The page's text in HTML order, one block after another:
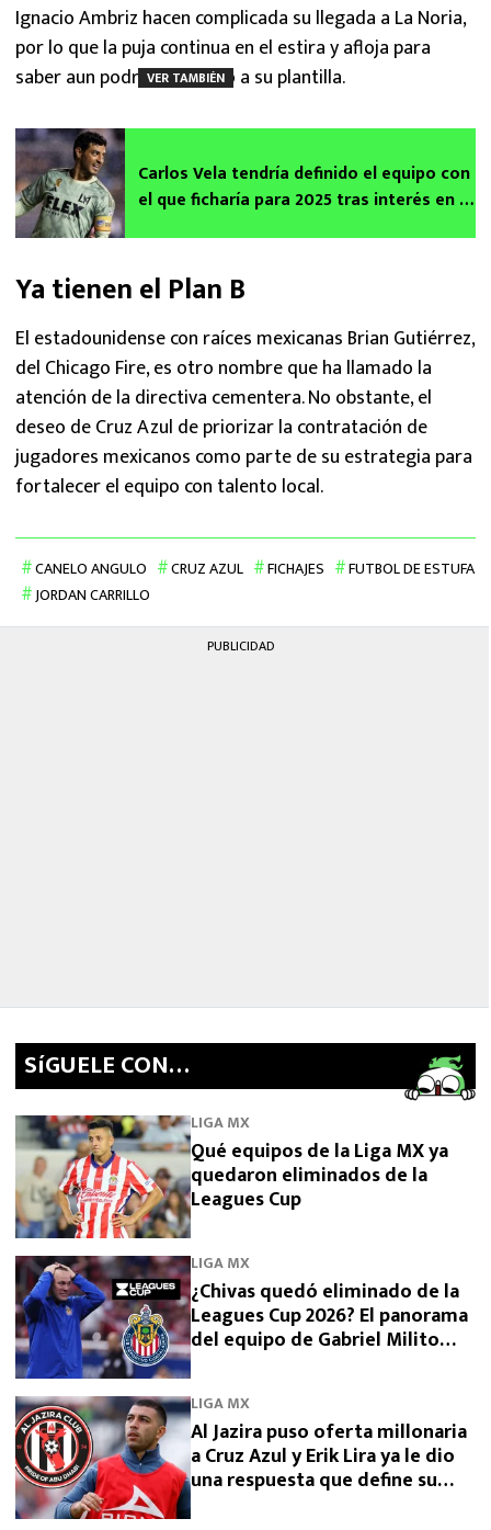
Ignacio Ambriz hacen complicada su llegada a La Noria,
por lo que la puja continua en el estira y afloja para
saber aun podrían sumarlo a su plantilla.
VER TAMBIÉN
Carlos Vela tendría definido el equipo con
el que ficharía para 2025 tras interés en la
Ya tienen el Plan B
El estadounidense con raíces mexicanas Brian Gutiérrez,
del Chicago Fire, es otro nombre que ha llamado la
atención de la directiva cementera. No obstante, el
deseo de Cruz Azul de priorizar la contratación de
jugadores mexicanos como parte de su estrategia para
fortalecer el equipo con talento local.
CANELO ANGULO CRUZ AZUL FICHAJES
FUTBOL DE ESTUFA
JORDAN CARRILLO
PUBLICIDAD
SíGUELE CON…
LIGA MX
Qué equipos de la Liga MX ya
quedaron eliminados de la
Leagues Cup
LIGA MX
¿Chivas quedó eliminado de la
Leagues Cup 2026? El panorama
del equipo de Gabriel Milito
LIGA MX
Al Jazira puso oferta millonaria
a Cruz Azul y Erik Lira ya le dio
una respuesta que define su